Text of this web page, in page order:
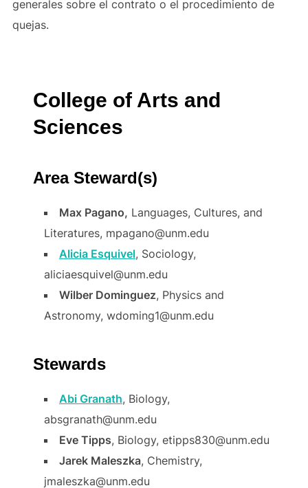
generales sobre el contrato o el procedimiento de
quejas.
College of Arts and
Sciences
Area Steward(s)
Max Pagano, Languages, Cultures, and
Literatures, mpagano@unm.edu
Alicia Esquivel, Sociology,
aliciaesquivel@unm.edu
Wilber Dominguez, Physics and
Astronomy, wdoming1@unm.edu
Stewards
Abi Granath, Biology,
absgranath@unm.edu
Eve Tipps, Biology, etipps830@unm.edu
Jarek Maleszka, Chemistry,
jmaleszka@unm.edu